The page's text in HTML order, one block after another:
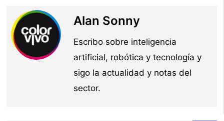
Alan Sonny
Escribo sobre inteligencia
artificial, robótica y tecnología y
sigo la actualidad y notas del
sector.